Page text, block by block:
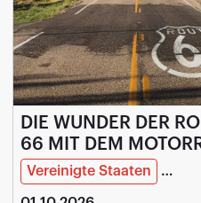
DIE WUNDER DER
66 MIT DEM
Vereinigte Staaten